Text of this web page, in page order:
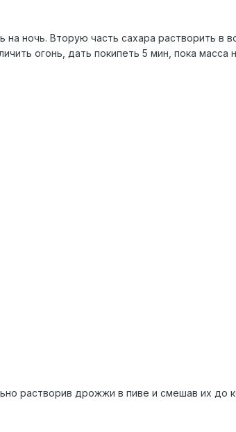
на ночь. Вторую часть сахара растворить в
огонь, дать покипеть 5 мин, пока масса
растворив дрожжи в пиве и смешав их до